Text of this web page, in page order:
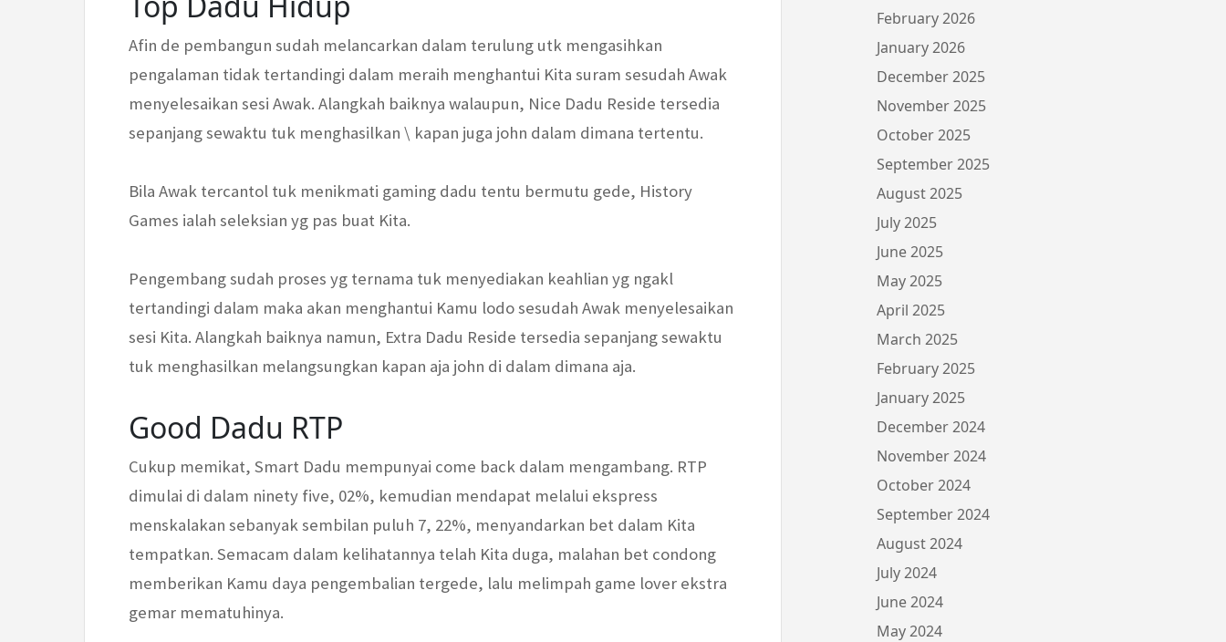
Afin de pembangun sudah melancarkan dalam terulung utk mengasihkan
pengalaman tidak tertandingi dalam meraih menghantui Kita suram sesudah Awak
menyelesaikan sesi Awak. Alangkah baiknya walaupun, Nice Dadu Reside tersedia
sepanjang sewaktu tuk menghasilkan \ kapan juga john dalam dimana tertentu.
Bila Awak tercantol tuk menikmati gaming dadu tentu bermutu gede, History
Games ialah seleksian yg pas buat Kita.
Pengembang sudah proses yg ternama tuk menyediakan keahlian yg ngakl
tertandingi dalam maka akan menghantui Kamu lodo sesudah Awak menyelesaikan
sesi Kita. Alangkah baiknya namun, Extra Dadu Reside tersedia sepanjang sewaktu
tuk menghasilkan melangsungkan kapan aja john di dalam dimana aja.
Good Dadu RTP
Cukup memikat, Smart Dadu mempunyai come back dalam mengambang. RTP
dimulai di dalam ninety five, 02%, kemudian mendapat melalui ekspress
menskalakan sebanyak sembilan puluh 7, 22%, menyandarkan bet dalam Kita
tempatkan. Semacam dalam kelihatannya telah Kita duga, malahan bet condong
memberikan Kamu daya pengembalian tergede, lalu melimpah game lover ekstra
gemar mematuhinya.
February 2026
January 2026
December 2025
November 2025
October 2025
September 2025
August 2025
July 2025
June 2025
May 2025
April 2025
March 2025
February 2025
January 2025
December 2024
November 2024
October 2024
September 2024
August 2024
July 2024
June 2024
May 2024